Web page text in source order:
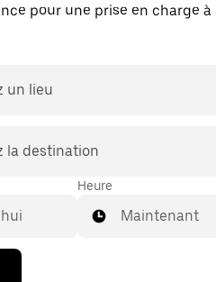
pour une prise en charge
un lieu
la destination
Heure
Maintenant